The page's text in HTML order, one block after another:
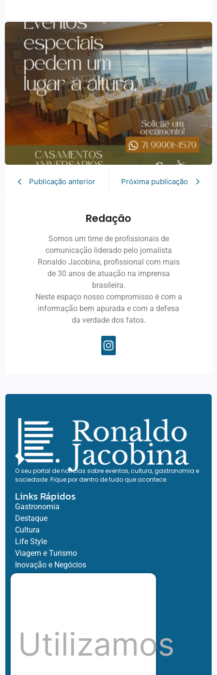
Publicação anterior Próxima publicação
Redação
Somos um time de profissionais de
comunicação liderado pelo jornalista
Ronaldo Jacobina, profissional com mais
de 30 anos de atuação na imprensa
brasileira.
Neste espaço nosso compromisso é com a
informação bem apurada e com a defesa
da verdade dos fatos.
O seu portal de notícias sobre eventos, cultura, gastronomia e
sociedade. Fique por dentro de tudo que acontece.
Links Rápidos
Gastronomia
Destaque
Cultura
Life Style
Viagem e Turismo
Inovação e Negócios
Ronaldo Jacobina
Hubnexxo
Redes
Utilizamos